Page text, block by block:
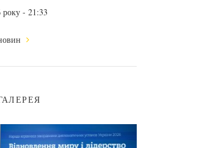
року - 21:33